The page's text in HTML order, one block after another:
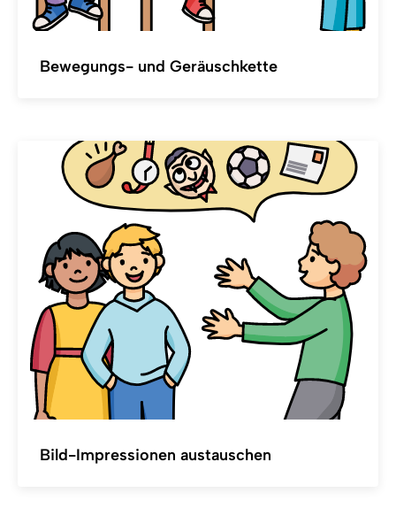
Bewegungs- und Geräuschkette
Bild-Impressionen austauschen